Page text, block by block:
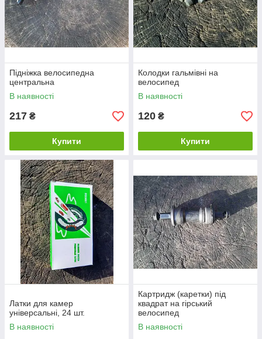
Підніжка велосипедна
центральна
В наявності
217 ₴
Купити
Колодки гальмівні на
велосипед
В наявності
120 ₴
Купити
Латки для камер
універсальні, 24 шт.
В наявності
Картридж (каретки) під
квадрат на гірський
велосипед
В наявності